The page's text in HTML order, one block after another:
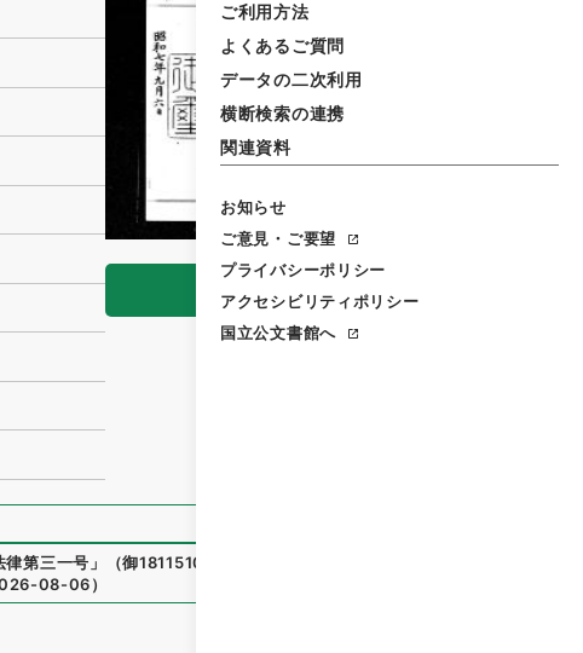
ご利用方法
よくあるご質問
データの二次利用
横断検索の連携
関連資料
お知らせ
ご意見・ご要望
プライバシーポリシー
アクセシビリティポリシー
国立公文書館へ
閲覧
律第三一号 」 （御18115100
08-06）